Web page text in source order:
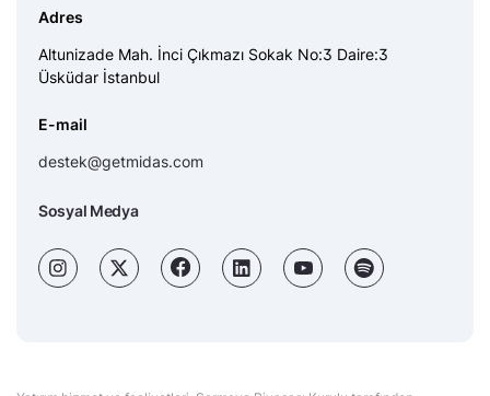
Adres
Altunizade Mah. İnci Çıkmazı Sokak No:3 Daire:3
Üsküdar İstanbul
E-mail
destek@getmidas.com
Sosyal Medya